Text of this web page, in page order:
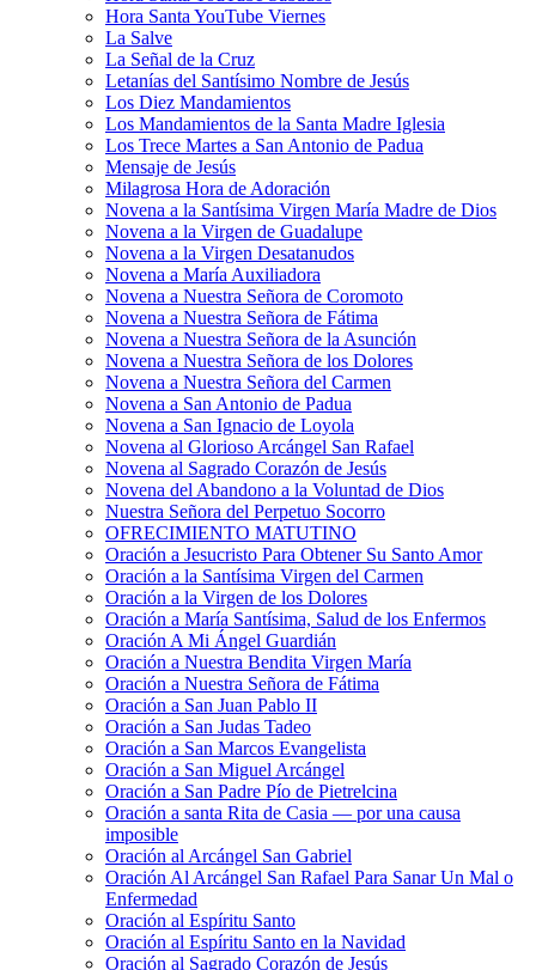
Hora Santa YouTube Viernes
La Salve
La Señal de la Cruz
Letanías del Santísimo Nombre de Jesús
Los Diez Mandamientos
Los Mandamientos de la Santa Madre Iglesia
Los Trece Martes a San Antonio de Padua
Mensaje de Jesús
Milagrosa Hora de Adoración
Novena a la Santísima Virgen María Madre de Dios
Novena a la Virgen de Guadalupe
Novena a la Virgen Desatanudos
Novena a María Auxiliadora
Novena a Nuestra Señora de Coromoto
Novena a Nuestra Señora de Fátima
Novena a Nuestra Señora de la Asunción
Novena a Nuestra Señora de los Dolores
Novena a Nuestra Señora del Carmen
Novena a San Antonio de Padua
Novena a San Ignacio de Loyola
Novena al Glorioso Arcángel San Rafael
Novena al Sagrado Corazón de Jesús
Novena del Abandono a la Voluntad de Dios
Nuestra Señora del Perpetuo Socorro
OFRECIMIENTO MATUTINO
Oración a Jesucristo Para Obtener Su Santo Amor
Oración a la Santísima Virgen del Carmen
Oración a la Virgen de los Dolores
Oración a María Santísima, Salud de los Enfermos
Oración A Mi Ángel Guardián
Oración a Nuestra Bendita Virgen María
Oración a Nuestra Señora de Fátima
Oración a San Juan Pablo II
Oración a San Judas Tadeo
Oración a San Marcos Evangelista
Oración a San Miguel Arcángel
Oración a San Padre Pío de Pietrelcina
Oración a santa Rita de Casia — por una causa
imposible
Oración al Arcángel San Gabriel
Oración Al Arcángel San Rafael Para Sanar Un Mal o
Enfermedad
Oración al Espíritu Santo
Oración al Espíritu Santo en la Navidad
Oración al Sagrado Corazón de Jesús